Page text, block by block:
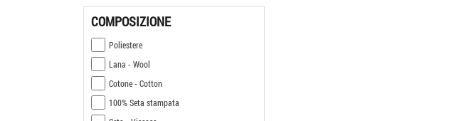
COMPOSIZIONE
Poliestere
Lana - Wool
Cotone - Cotton
100% Seta stampata